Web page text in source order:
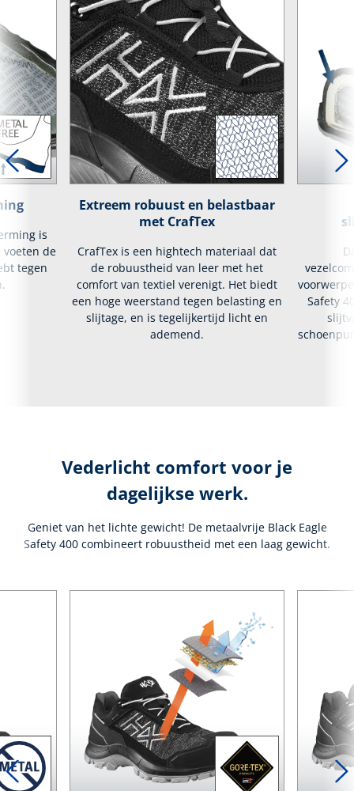
is
de
tegen
Extreem robuust en belastbaar
met CrafTex
CrafTex is een hightech materiaal dat
de robuustheid van leer met het
comfort van textiel verenigt. Het biedt
een hoge weerstand tegen belasting en
slijtage, en is tegelijkertijd licht en
ademend.
Safety
Vederlicht comfort voor je
dagelijkse werk.
Geniet van het lichte gewicht! De metaalvrije Black Eagle
Safety 400 combineert robuustheid met een laag gewicht.